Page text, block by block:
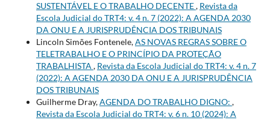
SUSTENTÁVEL E O TRABALHO DECENTE, Revista da
Escola Judicial do TRT4: v. 4 n. 7 (2022): A AGENDA 2030
DA ONU E A JURISPRUDÊNCIA DOS TRIBUNAIS
Lincoln Simões Fontenele,AS NOVAS REGRAS SOBRE O
TELETRABALHO E O PRINCÍPIO DA PROTEÇÃO
TRABALHISTA , Revista da Escola Judicial do TRT4: v. 4 n. 7
(2022): A AGENDA 2030 DA ONU E A JURISPRUDÊNCIA
DOS TRIBUNAIS
Guilherme Dray,AGENDA DO TRABALHO DIGNO: ,
Revista da Escola Judicial do TRT4: v. 6 n. 10 (2024): A